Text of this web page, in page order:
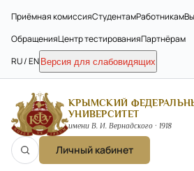
Приёмная комиссияСтудентамРаботникам
ОбращенияЦентр тестированияПартнёрам
RU / EN Версия для слабовидящих
КРЫМСКИЙ
УНИВЕРСИТЕТ
имени В. И. Вернадского · 1918
Личный кабинет